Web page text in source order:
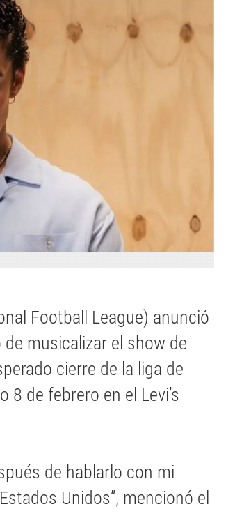
Football League) anunció
musicalizar el show de
cierre de la liga de
8 de febrero en el Levi’s
de hablarlo con mi
Unidos”, mencionó el